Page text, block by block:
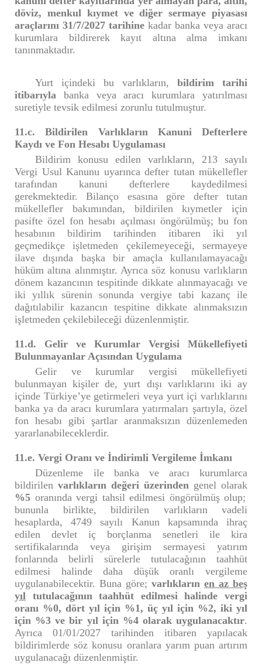
döviz, menkul kıymet ve diğer sermaye piyasası
araçlarını 31/7/2027 tarihine kadar banka veya aracı
kurumlara bildirerek kayıt altına alma imkanı
tanınmaktadır.
Yurt içindeki bu varlıkların,bildirim tarihi
itibarıyla banka veya aracı kurumlara yatırılması
suretiyle tevsik edilmesi zorunlu tutulmuştur.
11.c. Bildirilen Varlıkların Kanuni Defterlere
Kaydı ve Fon Hesabı Uygulaması
Bildirim konusu edilen varlıkların, 213 sayılı
Vergi Usul Kanunu uyarınca defter tutan mükellefler
tarafından kanuni defterlere kaydedilmesi
gerekmektedir. Bilanço esasına göre defter tutan
mükellefler bakımından, bildirilen kıymetler için
pasifte özel fon hesabı açılması öngörülmüş; bu fon
hesabının bildirim tarihinden itibaren iki yıl
geçmedikçe işletmeden çekilemeyeceği, sermayeye
ilave dışında başka bir amaçla kullanılamayacağı
hüküm altına alınmıştır. Ayrıca söz konusu varlıkların
dönem kazancının tespitinde dikkate alınmayacağı ve
iki yıllık sürenin sonunda vergiye tabi kazanç ile
dağıtılabilir kazancın tespitine dikkate alınmaksızın
işletmeden çekilebileceği düzenlenmiştir.
11.d. Gelir ve Kurumlar Vergisi Mükellefiyeti
Bulunmayanlar Açısından Uygulama
Gelir ve kurumlar vergisi mükellefiyeti
bulunmayan kişiler de, yurt dışı varlıklarını iki ay
içinde Türkiye’ye getirmeleri veya yurt içi varlıklarını
banka ya da aracı kurumlara yatırmaları şartıyla, özel
fon hesabı gibi şartlar aranmaksızın düzenlemeden
yararlanabileceklerdir.
11.e. Vergi Oranı ve İndirimli Vergileme İmkanı
Düzenleme ile banka ve aracı kurumlarca
bildirilen varlıkların değeri üzerinden genel olarak
%5 oranında vergi tahsil edilmesi öngörülmüş olup;
bununla birlikte, bildirilen varlıkların vadeli
hesaplarda, 4749 sayılı Kanun kapsamında ihraç
edilen devlet iç borçlanma senetleri ile kira
sertifikalarında veya girişim sermayesi yatırım
fonlarında belirli sürelerle tutulacağının taahhüt
edilmesi halinde daha düşük oranlı vergileme
uygulanabilecektir. Buna göre; varlıkların en az beş
yıl tutulacağının taahhüt edilmesi halinde vergi
oranı %0, dört yıl için %1, üç yıl için %2, iki yıl
için %3 ve bir yıl için %4 olarak uygulanacaktır.
Ayrıca 01/01/2027 tarihinden itibaren yapılacak
bildirimlerde söz konusu oranlara yarım puan artırım
uygulanacağı düzenlenmiştir.